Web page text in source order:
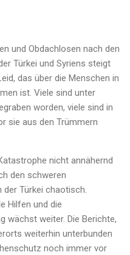
und Obdachlosen nach den
Türkei und Syriens steigt
das über die Menschen in
ist. Viele sind unter
worden, viele sind in
sie aus den Trümmern
nicht annähernd
den schweren
der Türkei chaotisch.
Hilfen und die
wächst weiter. Die Berichte,
weiterhin unterbunden
noch immer vor